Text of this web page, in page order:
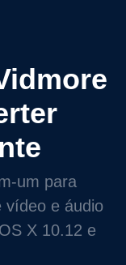
um para
vídeo e áudio
X 10.12 e